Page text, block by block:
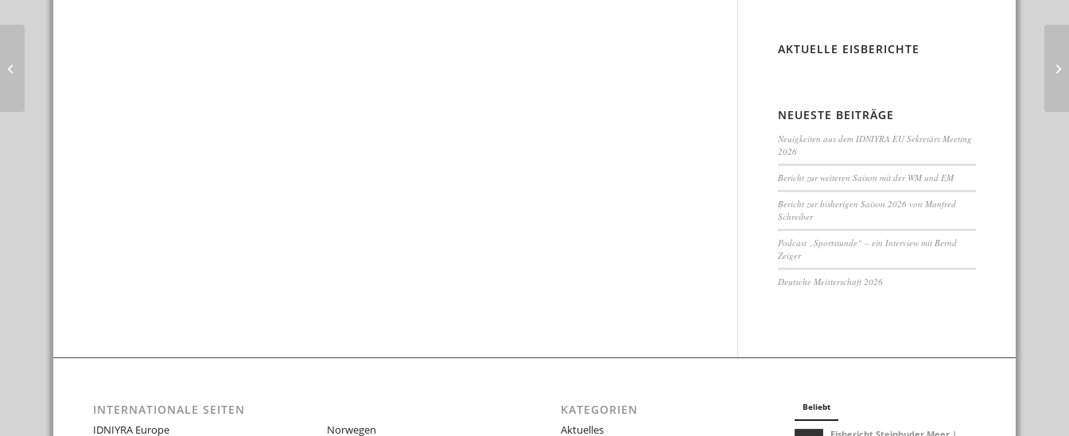
AKTUELLE EISBERICHTE
NEUESTE BEITRÄGE
Neuigkeiten aus dem IDNIYRA EU Sekretärs Meeting
2026
Bericht zur weiteren Saison mit der WM und EM
Bericht zur bisherigen Saison 2026 von Manfred
Schreiber
Podcast „Sportstunde“ – ein Interview mit Bernd
Zeiger
Deutsche Meisterschaft 2026
INTERNATIONALE SEITEN
IDNIYRA Europe Norwegen
KATEGORIEN
Aktuelles
Beliebt
+